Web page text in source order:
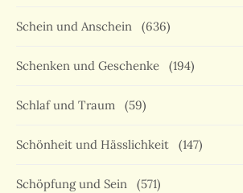
Schein und Anschein (636)
Schenken und Geschenke (194)
Schlaf und Traum (59)
Schönheit und Hässlichkeit (147)
Schöpfung und Sein (571)